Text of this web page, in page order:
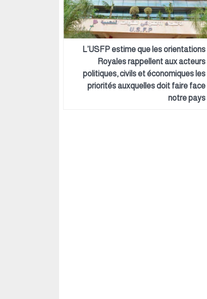
L’USFP estime que les orientations
Royales rappellent aux acteurs
politiques, civils et économiques les
priorités auxquelles doit faire face
notre pays